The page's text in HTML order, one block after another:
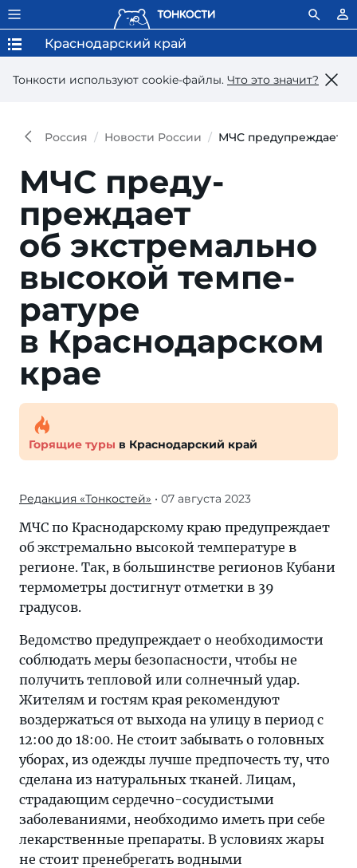
Тонкости используют сookie-файлы. Что это значит?
Краснодарский край
Россия Новости России МЧС предупреждает
МЧС преду­
преждает
об экстремально
высокой темпе­
ратуре
в Краснодар­ском
крае
Горящие туры в Краснодарский край
Редакция «Тонкостей» • 07 августа 2023
МЧС по Краснодарскому краю предупреждает
об экстремально высокой температуре в
регионе. Так, в большинстве регионов Кубани
термометры достигнут отметки в 39
градусов.
Ведомство предупреждает о необходимости
соблюдать меры безопасности, чтобы не
получить тепловой или солнечный удар.
Жителям и гостям края рекомендуют
воздержаться от выхода на улицу в период с
12:00 до 18:00. Не стоит забывать о головных
уборах, из одежды лучше предпочесть ту, что
сделана из натуральных тканей. Лицам,
страдающим сердечно-сосудистыми
заболеваниями, необходимо иметь при себе
лекарственные препараты. В условиях жары
не стоит пренебрегать водными